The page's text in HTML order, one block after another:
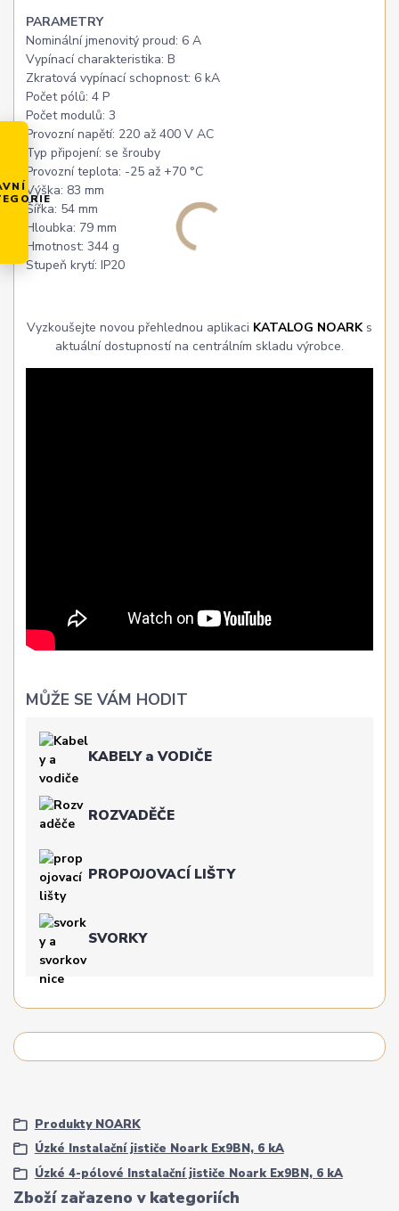
PARAMETRY
Nominální jmenovitý proud: 6 A
Vypínací charakteristika: B
Zkratová vypínací schopnost: 6 kA
Počet pólů: 4 P
Počet modulů: 3
Provozní napětí: 220 až 400 V AC
Typ připojení: se šrouby
Provozní teplota: -25 až +70 °C
Výška: 83 mm
Šířka: 54 mm
Hloubka: 79 mm
Hmotnost: 344 g
Stupeň krytí: IP20
Vyzkoušejte novou přehlednou aplikaci KATALOG NOARKs
aktuální dostupností na centrálním skladu výrobce.
MŮŽE SE VÁM HODIT
KABELY a VODIČE
ROZVADĚČE
PROPOJOVACÍ LIŠTY
SVORKY
Zboží zařazeno v kategoriích
Produkty NOARK
Úzké Instalační jističe Noark Ex9BN, 6 kA
Úzké 4-pólové Instalační jističe Noark Ex9BN, 6 kA